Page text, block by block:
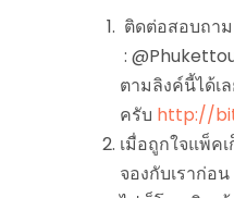
ติดต่อสอบถา
:
ตามลิงค์นี้ได้เ
ครับ http://
เมื่อถูกใจแพ็ค
จองกับเราก่อ